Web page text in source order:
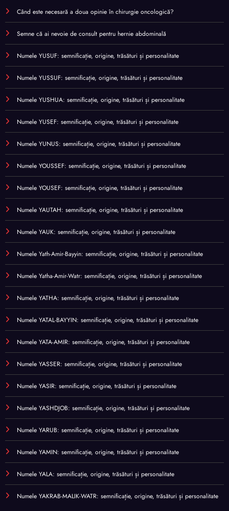
Când este necesară a doua opinie în chirurgie oncologică?
Semne că ai nevoie de consult pentru hernie abdominală
Numele YUSUF: semnificație, origine, trăsături și personalitate
Numele YUSSUF: semnificație, origine, trăsături și personalitate
Numele YUSHUA: semnificație, origine, trăsături și personalitate
Numele YUSEF: semnificație, origine, trăsături și personalitate
Numele YUNUS: semnificație, origine, trăsături și personalitate
Numele YOUSSEF: semnificație, origine, trăsături și personalitate
Numele YOUSEF: semnificație, origine, trăsături și personalitate
Numele YAUTAH: semnificație, origine, trăsături și personalitate
Numele YAUK: semnificație, origine, trăsături și personalitate
Numele Yath-Amir-Bayyin: semnificație, origine, trăsături și personalitate
Numele Yatha-Amir-Watr: semnificație, origine, trăsături și personalitate
Numele YATHA: semnificație, origine, trăsături și personalitate
Numele YATAL-BAYYIN: semnificație, origine, trăsături și personalitate
Numele YATA-AMIR: semnificație, origine, trăsături și personalitate
Numele YASSER: semnificație, origine, trăsături și personalitate
Numele YASIR: semnificație, origine, trăsături și personalitate
Numele YASHDJOB: semnificație, origine, trăsături și personalitate
Numele YARUB: semnificație, origine, trăsături și personalitate
Numele YAMIN: semnificație, origine, trăsături și personalitate
Numele YALA: semnificație, origine, trăsături și personalitate
Numele YAKRAB-MALIK-WATR: semnificație, origine, trăsături și personalitate